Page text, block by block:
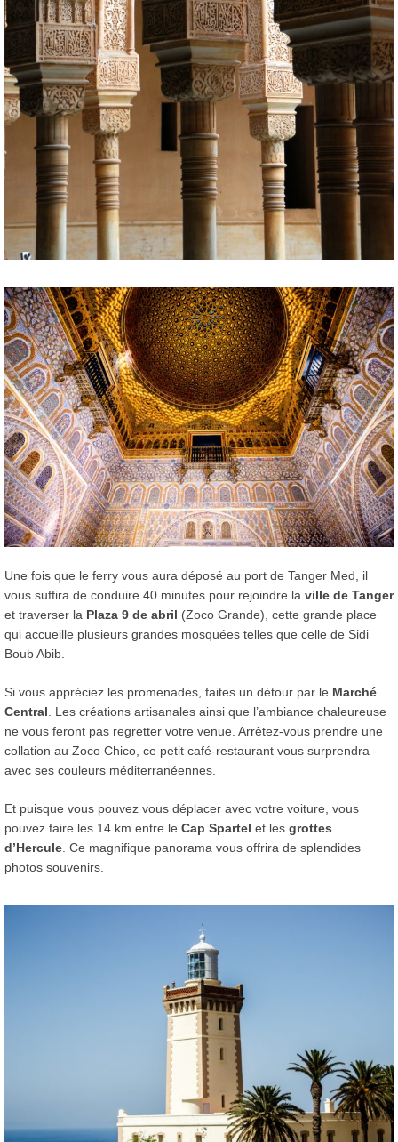
Une fois que le ferry vous aura déposé au port de Tanger Med, il
vous suffira de conduire 40 minutes pour rejoindre la ville de Tanger
et traverser la Plaza 9 de abril (Zoco Grande), cette grande place
qui accueille plusieurs grandes mosquées telles que celle de Sidi
Boub Abib.
Si vous appréciez les promenades, faites un détour par le Marché
Central . Les créations artisanales ainsi que l’ambiance chaleureuse
ne vous feront pas regretter votre venue. Arrêtez-vous prendre une
collation au Zoco Chico, ce petit café-restaurant vous surprendra
avec ses couleurs méditerranéennes.
Et puisque vous pouvez vous déplacer avec votre voiture, vous
pouvez faire les 14 km entre le Cap Spartel et les grottes
d’Hercule . Ce magnifique panorama vous offrira de splendides
photos souvenirs.